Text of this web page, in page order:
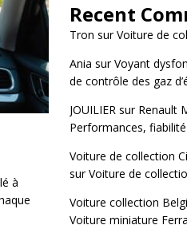
à
Recent
Tron surVoiture de
Ania surVoyant
de contrôle des gaz
JOUILIERsur Renault
Performances,
Voiture de collection
surVoiture de
Voiture collection
Voiture miniature